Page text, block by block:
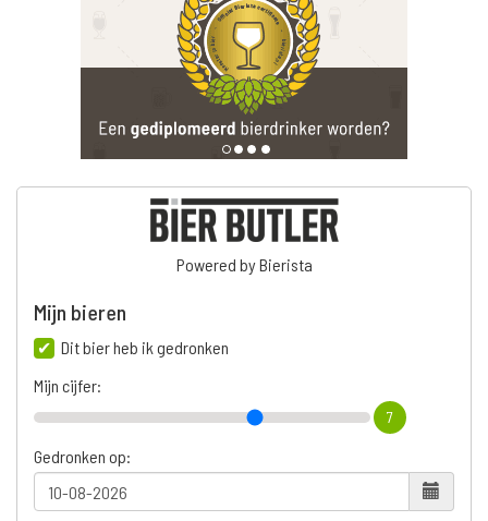
Powered by Bierista
Mijn bieren
Dit bier heb ik gedronken
Mijn cijfer:
7
Gedronken op: